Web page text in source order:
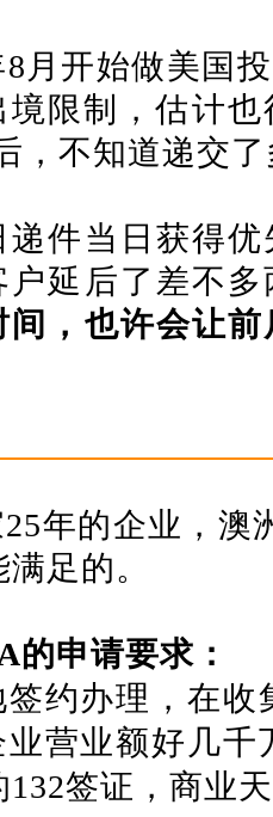
月开始做美国
限制，估计
，不知道递交
递件当日获得
延后了差不
间，也许会让
年的企业，澳
足的。
的申请要求：
约办理，在收
营业额好几千
签证，商业